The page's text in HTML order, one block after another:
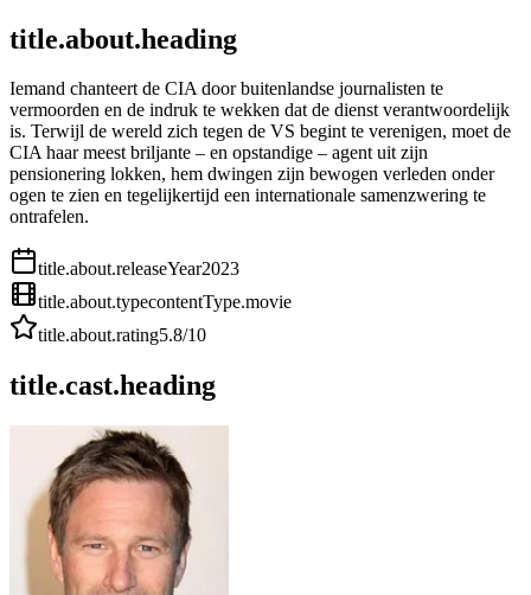
title.about.heading
Iemand chanteert de CIA door buitenlandse journalisten te
vermoorden en de indruk te wekken dat de dienst verantwoordelijk
is. Terwijl de wereld zich tegen de VS begint te verenigen, moet de
CIA haar meest briljante – en opstandige – agent uit zijn
pensionering lokken, hem dwingen zijn bewogen verleden onder
ogen te zien en tegelijkertijd een internationale samenzwering te
ontrafelen.
title.about.releaseYear2023
title.about.typecontentType.movie
title.about.rating5.8/10
title.cast.heading